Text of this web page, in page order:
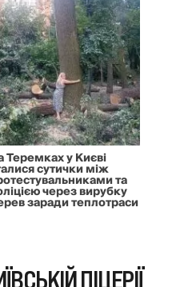
Теремках у Києві
сутички між
та
через вирубку
заради теплотраси
ПІЦЕРІЇ